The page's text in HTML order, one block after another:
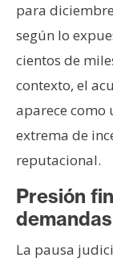
para
según lo
cientos de
contexto, el
aparece como
extrema de
reputacional.
Presión
La pausa